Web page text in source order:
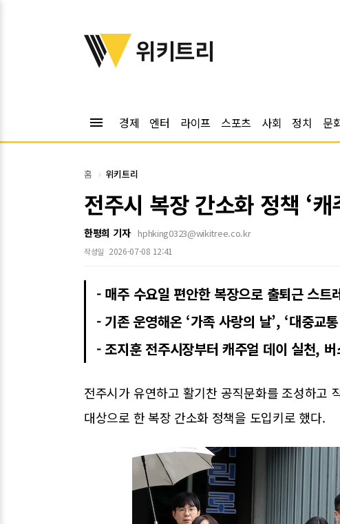
위키트리
위키트리
menu 경제 엔터 라이프 스포츠 사회 정치 문
홈 위키트리
전주시 복장 간소화 정책 ‘
한평희 기자 hphking0323@wikitree.co.kr
작성일 2026-07-08 12:41
- 매주 수요일 편안한 복장으로 출퇴근 스
- 기존 운영해온 ‘가족 사랑의 날’, ‘대중교
- 조지훈 전주시장부터 캐주얼 데이 실천,
전주시가 유연하고 활기찬 공직문화를 조성하고
대상으로 한 복장 간소화 정책을 도입키로 했다.